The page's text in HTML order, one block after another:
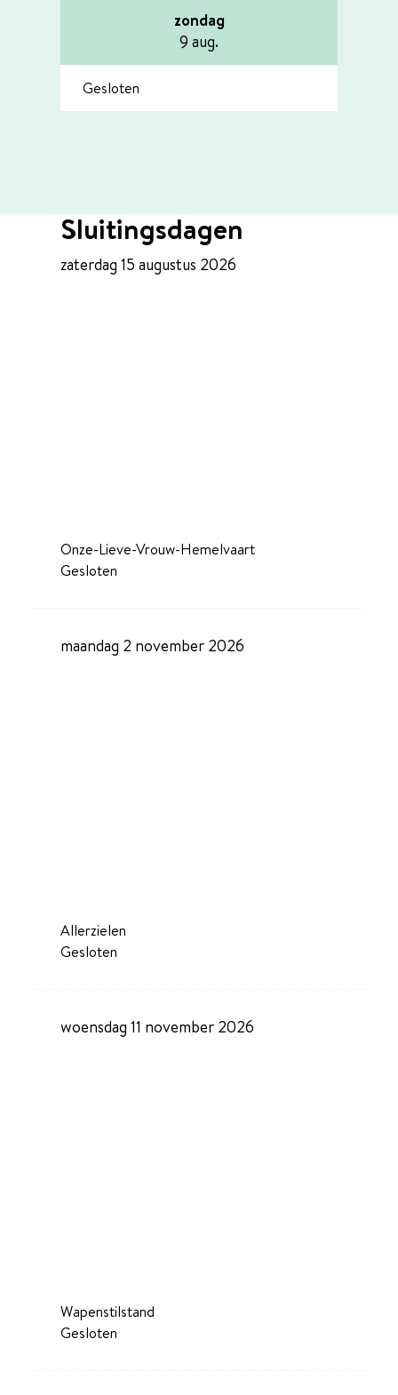
zondag
9 aug.
Gesloten
Sluitingsdagen
zaterdag 15 augustus 2026
Onze-Lieve-Vrouw-Hemelvaart
Gesloten
maandag 2 november 2026
Allerzielen
Gesloten
woensdag 11 november 2026
Wapenstilstand
Gesloten